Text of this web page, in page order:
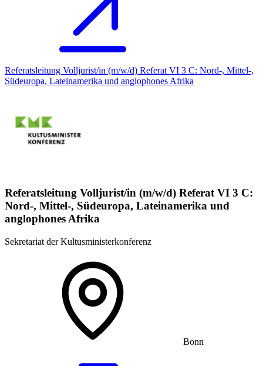
Referatsleitung Volljurist/in (m/w/d) Referat VI 3 C: Nord-, Mittel-,
Südeuropa, Lateinamerika und anglophones Afrika
Referatsleitung Volljurist/in (m/w/d) Referat VI 3 C:
Nord-, Mittel-, Südeuropa, Lateinamerika und
anglophones Afrika
Sekretariat der Kultusministerkonferenz
Bonn